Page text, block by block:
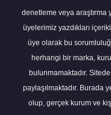
denetleme veya araştırma
üyelerimiz yazdıkları
üye olarak bu
herhangi bir marka,
bulunmamaktadır.
paylaşılmaktadır. Burada
olup, gerçek kurum ve